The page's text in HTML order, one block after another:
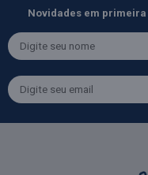
Novidades em primeira